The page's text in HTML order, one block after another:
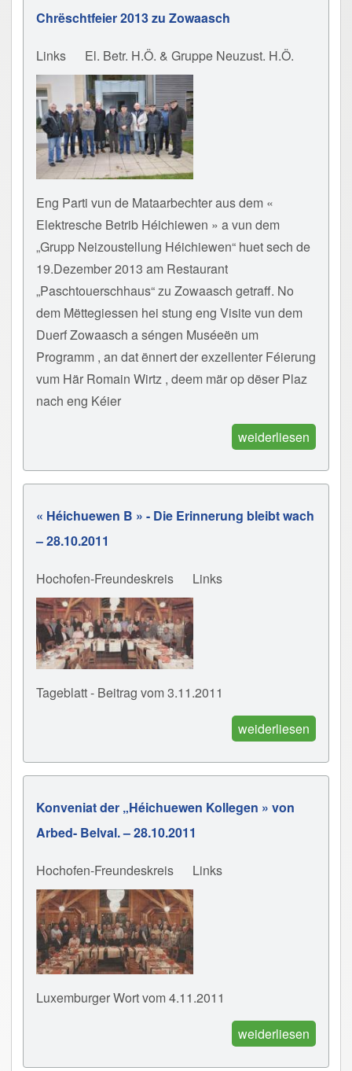
Chrëschtfeier 2013 zu Zowaasch
Links El. Betr. H.Ö. & Gruppe Neuzust. H.Ö.
Eng Parti vun de Mataarbechter aus dem «
Elektresche Betrib Héichiewen » a vun dem
„Grupp Neizoustellung Héichiewen“ huet sech de
19.Dezember 2013 am Restaurant
„Paschtouerschhaus“ zu Zowaasch getraff. No
dem Mëttegiessen hei stung eng Visite vun dem
Duerf Zowaasch a séngen Muséeën um
Programm , an dat ënnert der exzellenter Féierung
vum Här Romain Wirtz , deem mär op dëser Plaz
nach eng Kéier
weiderliesen
« Héichuewen B » - Die Erinnerung bleibt wach
– 28.10.2011
Hochofen-Freundeskreis Links
Tageblatt - Beitrag vom 3.11.2011
weiderliesen
Konveniat der „Héichuewen Kollegen » von
Arbed- Belval. – 28.10.2011
Hochofen-Freundeskreis Links
Luxemburger Wort vom 4.11.2011
weiderliesen